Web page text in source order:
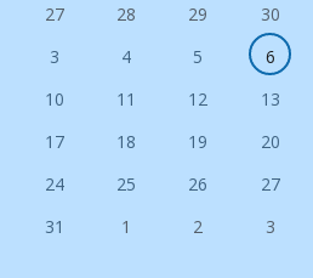
27 28 29 30
3
4 5 6
10
11 12 13
17
18 19 20
24
25 26 27
31
1 2 3